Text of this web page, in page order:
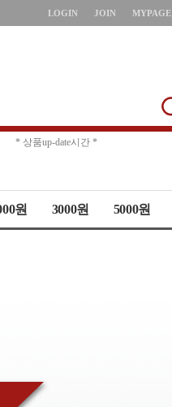
LOGIN JOIN MYPAGE
* 주문취소 제한 *
원 3000원 5000원